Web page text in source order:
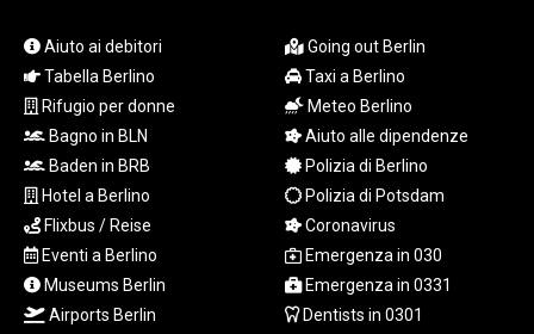
MMK
2426.049949
MNT
4155.253063
MOP 9.336419
MRU 46.447652
MVR 17.86473
MWK
2003.425785
MXN 19.809879
Aiuto ai debitori
Tabella Berlino
Rifugio per donne
Bagno in BLN
Baden in BRB
Hotel a Berlino
Flixbus / Reise
Eventi a Berlino
Museums Berlin
Airports Berlin
Going out Berlin
Taxi a Berlino
Meteo Berlino
Aiuto alle dipendenze
Polizia di Berlino
Polizia di Potsdam
Coronavirus
Emergenza in 030
Emergenza in 0331
Dentists in 0301